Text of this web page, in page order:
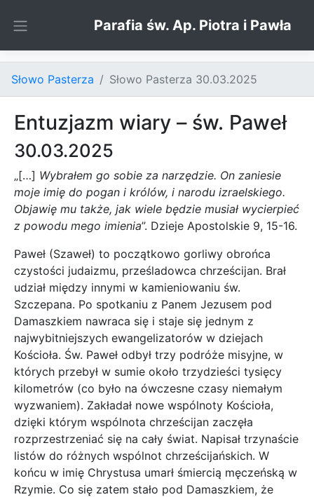
Parafia św. Ap. Piotra i Pawła
Słowo Pasterza Słowo Pasterza 30.03.2025
Entuzjazm wiary – św. Paweł
30.03.2025
„[…] Wybrałem go sobie za narzędzie. On zaniesie
moje imię do pogan i królów, i narodu izraelskiego.
Objawię mu także, jak wiele będzie musiał wycierpieć
z powodu mego imienia”. Dzieje Apostolskie 9, 15-16.
Paweł (Szaweł) to początkowo gorliwy obrońca
czystości judaizmu, prześladowca chrześcijan. Brał
udział między innymi w kamieniowaniu św.
Szczepana. Po spotkaniu z Panem Jezusem pod
Damaszkiem nawraca się i staje się jednym z
najwybitniejszych ewangelizatorów w dziejach
Kościoła. Św. Paweł odbył trzy podróże misyjne, w
których przebył w sumie około trzydzieści tysięcy
kilometrów (co było na ówczesne czasy niemałym
wyzwaniem). Zakładał nowe wspólnoty Kościoła,
dzięki którym wspólnota chrześcijan zaczęła
rozprzestrzeniać się na cały świat. Napisał trzynaście
listów do różnych wspólnot chrześcijańskich. W
końcu w imię Chrystusa umarł śmiercią męczeńską w
Rzymie. Co się zatem stało pod Damaszkiem, że